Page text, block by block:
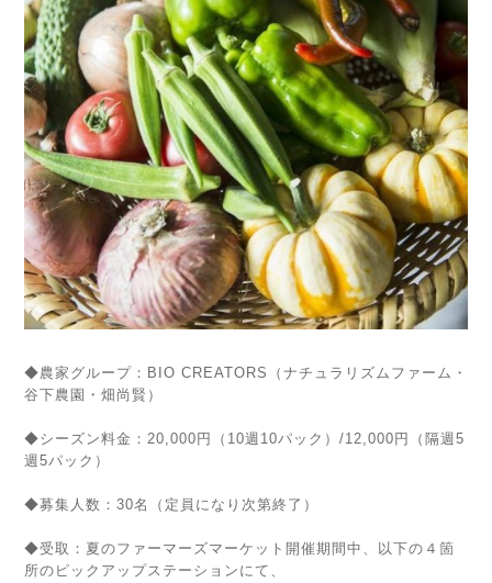
◆農家グループ：BIO CREATORS（ナチュラリズムファーム・
谷下農園・畑尚賢）
◆シーズン料金：20,000円（10週10パック）/12,000円（隔週5
週5パック）
◆募集人数：30名（定員になり次第終了）
◆受取：夏のファーマーズマーケット開催期間中、以下の４箇
所のピックアップステーションにて、